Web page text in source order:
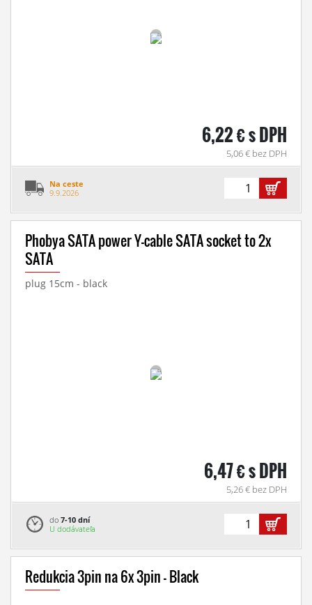
6,22 € s DPH
5,06 € bez DPH
Na ceste
9.9.2026
Phobya SATA power Y-cable SATA socket to 2x
SATA
plug 15cm - black
6,47 € s DPH
5,26 € bez DPH
do 7-10 dní
U dodávateľa
Redukcia 3pin na 6x 3pin - Black